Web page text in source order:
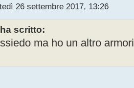
26 settembre 2017, 13:26
scritto:
ma ho un altro